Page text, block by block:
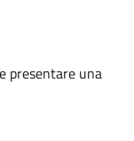
presentare una